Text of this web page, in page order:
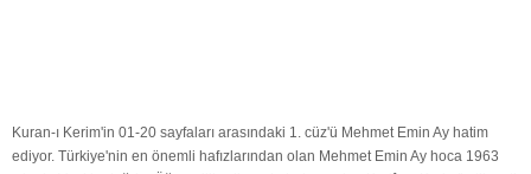
Kuran-ı Kerim'in 01-20 sayfaları arasındaki 1. cüz'ü Mehmet Emin Ay hatim
ediyor. Türkiye'nin en önemli hafızlarından olan Mehmet Emin Ay hoca 1963